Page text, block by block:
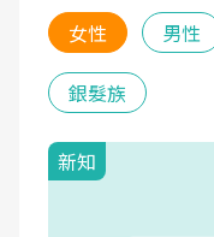
女性 男性
銀髮族
新知